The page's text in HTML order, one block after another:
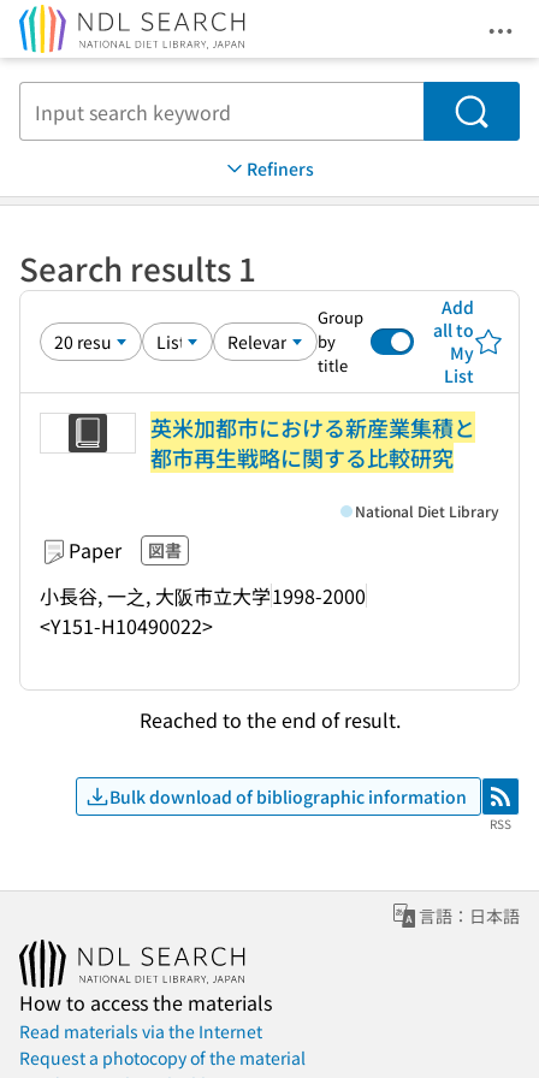
Search
Refiners
Search results 1
Group
by
title
Add
all to
My
List
英米加都市における新産業集積と
都市再生戦略に関する比較研究
Paper 図書
小長谷, 一之, 大阪市立大学1998-2000
<Y151-H10490022>
National Diet Library
Reached to the end of result.
Bulk download of bibliographic information RSS
RSS
言語：日本語
How to access the materials
Read materials via the Internet
Request a photocopy of the material